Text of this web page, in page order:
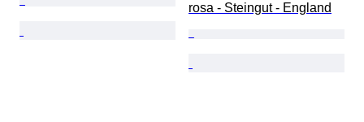
rosa - Steingut - England